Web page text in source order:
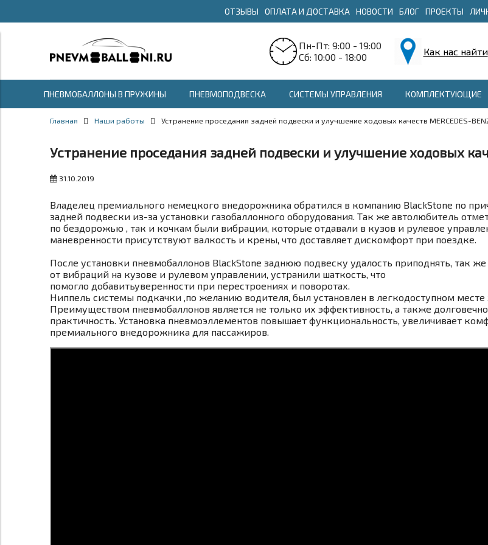
ОТЗЫВЫ ОПЛАТА И ДОСТАВКА НОВОСТИ БЛОГ ПРОЕКТЫ
Пн-Пт: 9:00 - 19:00
Сб: 10:00 - 18:00
Как нас найти
ПНЕВМОБАЛЛОНЫ В ПРУЖИНЫ ПНЕВМОПОДВЕСКА СИСТЕМЫ УПРАВЛЕНИЯ КОМПЛЕКТУЮЩИЕ
Главная Наши работы Устранение проседания задней подвески и улучшение ходовых качеств MERCEDES-BENZ
Устранение проседания задней подвески и улучшение ходовых
31.10.2019
Владелец премиального немецкого внедорожника обратился в компанию BlackStone по
задней подвески из-за установки газобаллонного оборудования. Так же автолюбитель
по бездорожью , так и кочкам были вибрации, которые отдавали в кузов и рулевое
маневренности присутствуют валкость и крены, что доставляет дискомфорт при поездке.
После установки пневмобаллонов BlackStone заднюю подвеску удалость приподнять, так
от вибраций на кузове и рулевом управлении, устранили шаткость, что
помогло добавитьуверенности при перестроениях и поворотах.
Ниппель системы подкачки ,по желанию водителя, был установлен в легкодоступном
Преимуществом пневмобаллонов является не только их эффективность, а также
практичность. Установка пневмоэллементов повышает функциональность, увеличивает
премиального внедорожника для пассажиров.